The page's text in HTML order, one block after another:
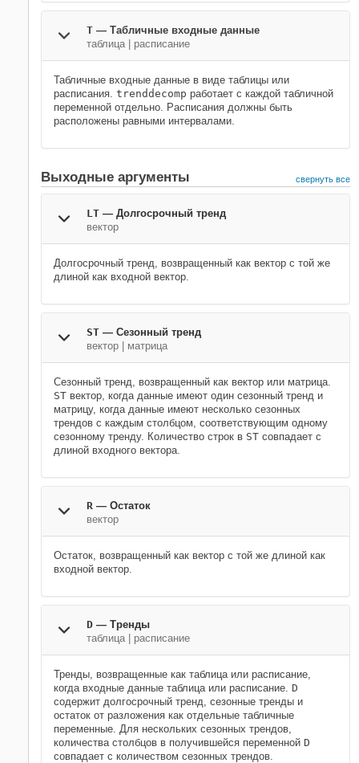
T — Табличные входные данные
таблица | расписание
Табличные входные данные в виде таблицы или
расписания. trenddecomp работает с каждой табличной
переменной отдельно. Расписания должны быть
расположены равными интервалами.
Выходные аргументы свернуть все
LT — Долгосрочный тренд
вектор
Долгосрочный тренд, возвращенный как вектор с той же
длиной как входной вектор.
ST — Сезонный тренд
вектор | матрица
Сезонный тренд, возвращенный как вектор или матрица.
ST вектор, когда данные имеют один сезонный тренд и
матрицу, когда данные имеют несколько сезонных
трендов с каждым столбцом, соответствующим одному
сезонному тренду. Количество строк в ST совпадает с
длиной входного вектора.
R — Остаток
вектор
Остаток, возвращенный как вектор с той же длиной как
входной вектор.
D — Тренды
таблица | расписание
Тренды, возвращенные как таблица или расписание,
когда входные данные таблица или расписание. D
содержит долгосрочный тренд, сезонные тренды и
остаток от разложения как отдельные табличные
переменные. Для нескольких сезонных трендов,
количества столбцов в получившейся переменной D
совпадает с количеством сезонных трендов.